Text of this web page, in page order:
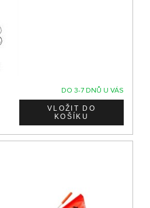
DO 3-7 DNŮ U VÁS